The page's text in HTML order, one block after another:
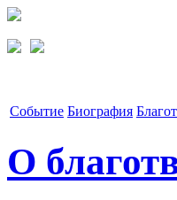
Событие Биография
О